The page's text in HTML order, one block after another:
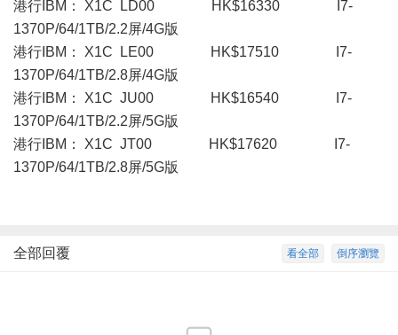
港行IBM： X1C LD00 HK$16330 I7-
1370P/64/1TB/2.2屏/4G版
港行IBM： X1C LE00 HK$17510 I7-
1370P/64/1TB/2.8屏/4G版
港行IBM： X1C JU00 HK$16540 I7-
1370P/64/1TB/2.2屏/5G版
港行IBM： X1C JT00 HK$17620 I7-
1370P/64/1TB/2.8屏/5G版
倒序瀏覽
看全部
全部回覆